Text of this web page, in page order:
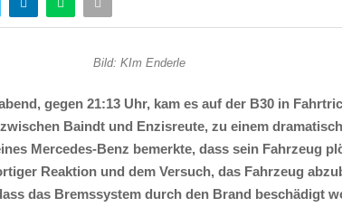
Bild: KIm Enderle
gegen 21:13 Uhr, kam es auf der B30 in
Baindt und Enzisreute, zu einem
Mercedes-Benz bemerkte, dass sein Fahrzeug
Reaktion und dem Versuch, das Fahrzeug
das Bremssystem durch den Brand beschädigt